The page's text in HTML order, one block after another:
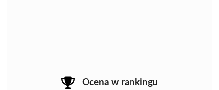
Ocena w rankingu